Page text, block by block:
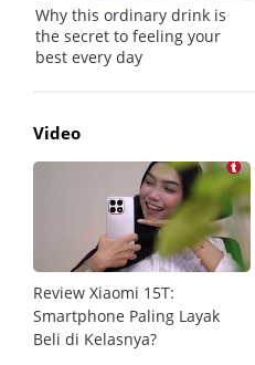
Video
Review Xiaomi 15T:
Smartphone Paling Layak
Beli di Kelasnya?